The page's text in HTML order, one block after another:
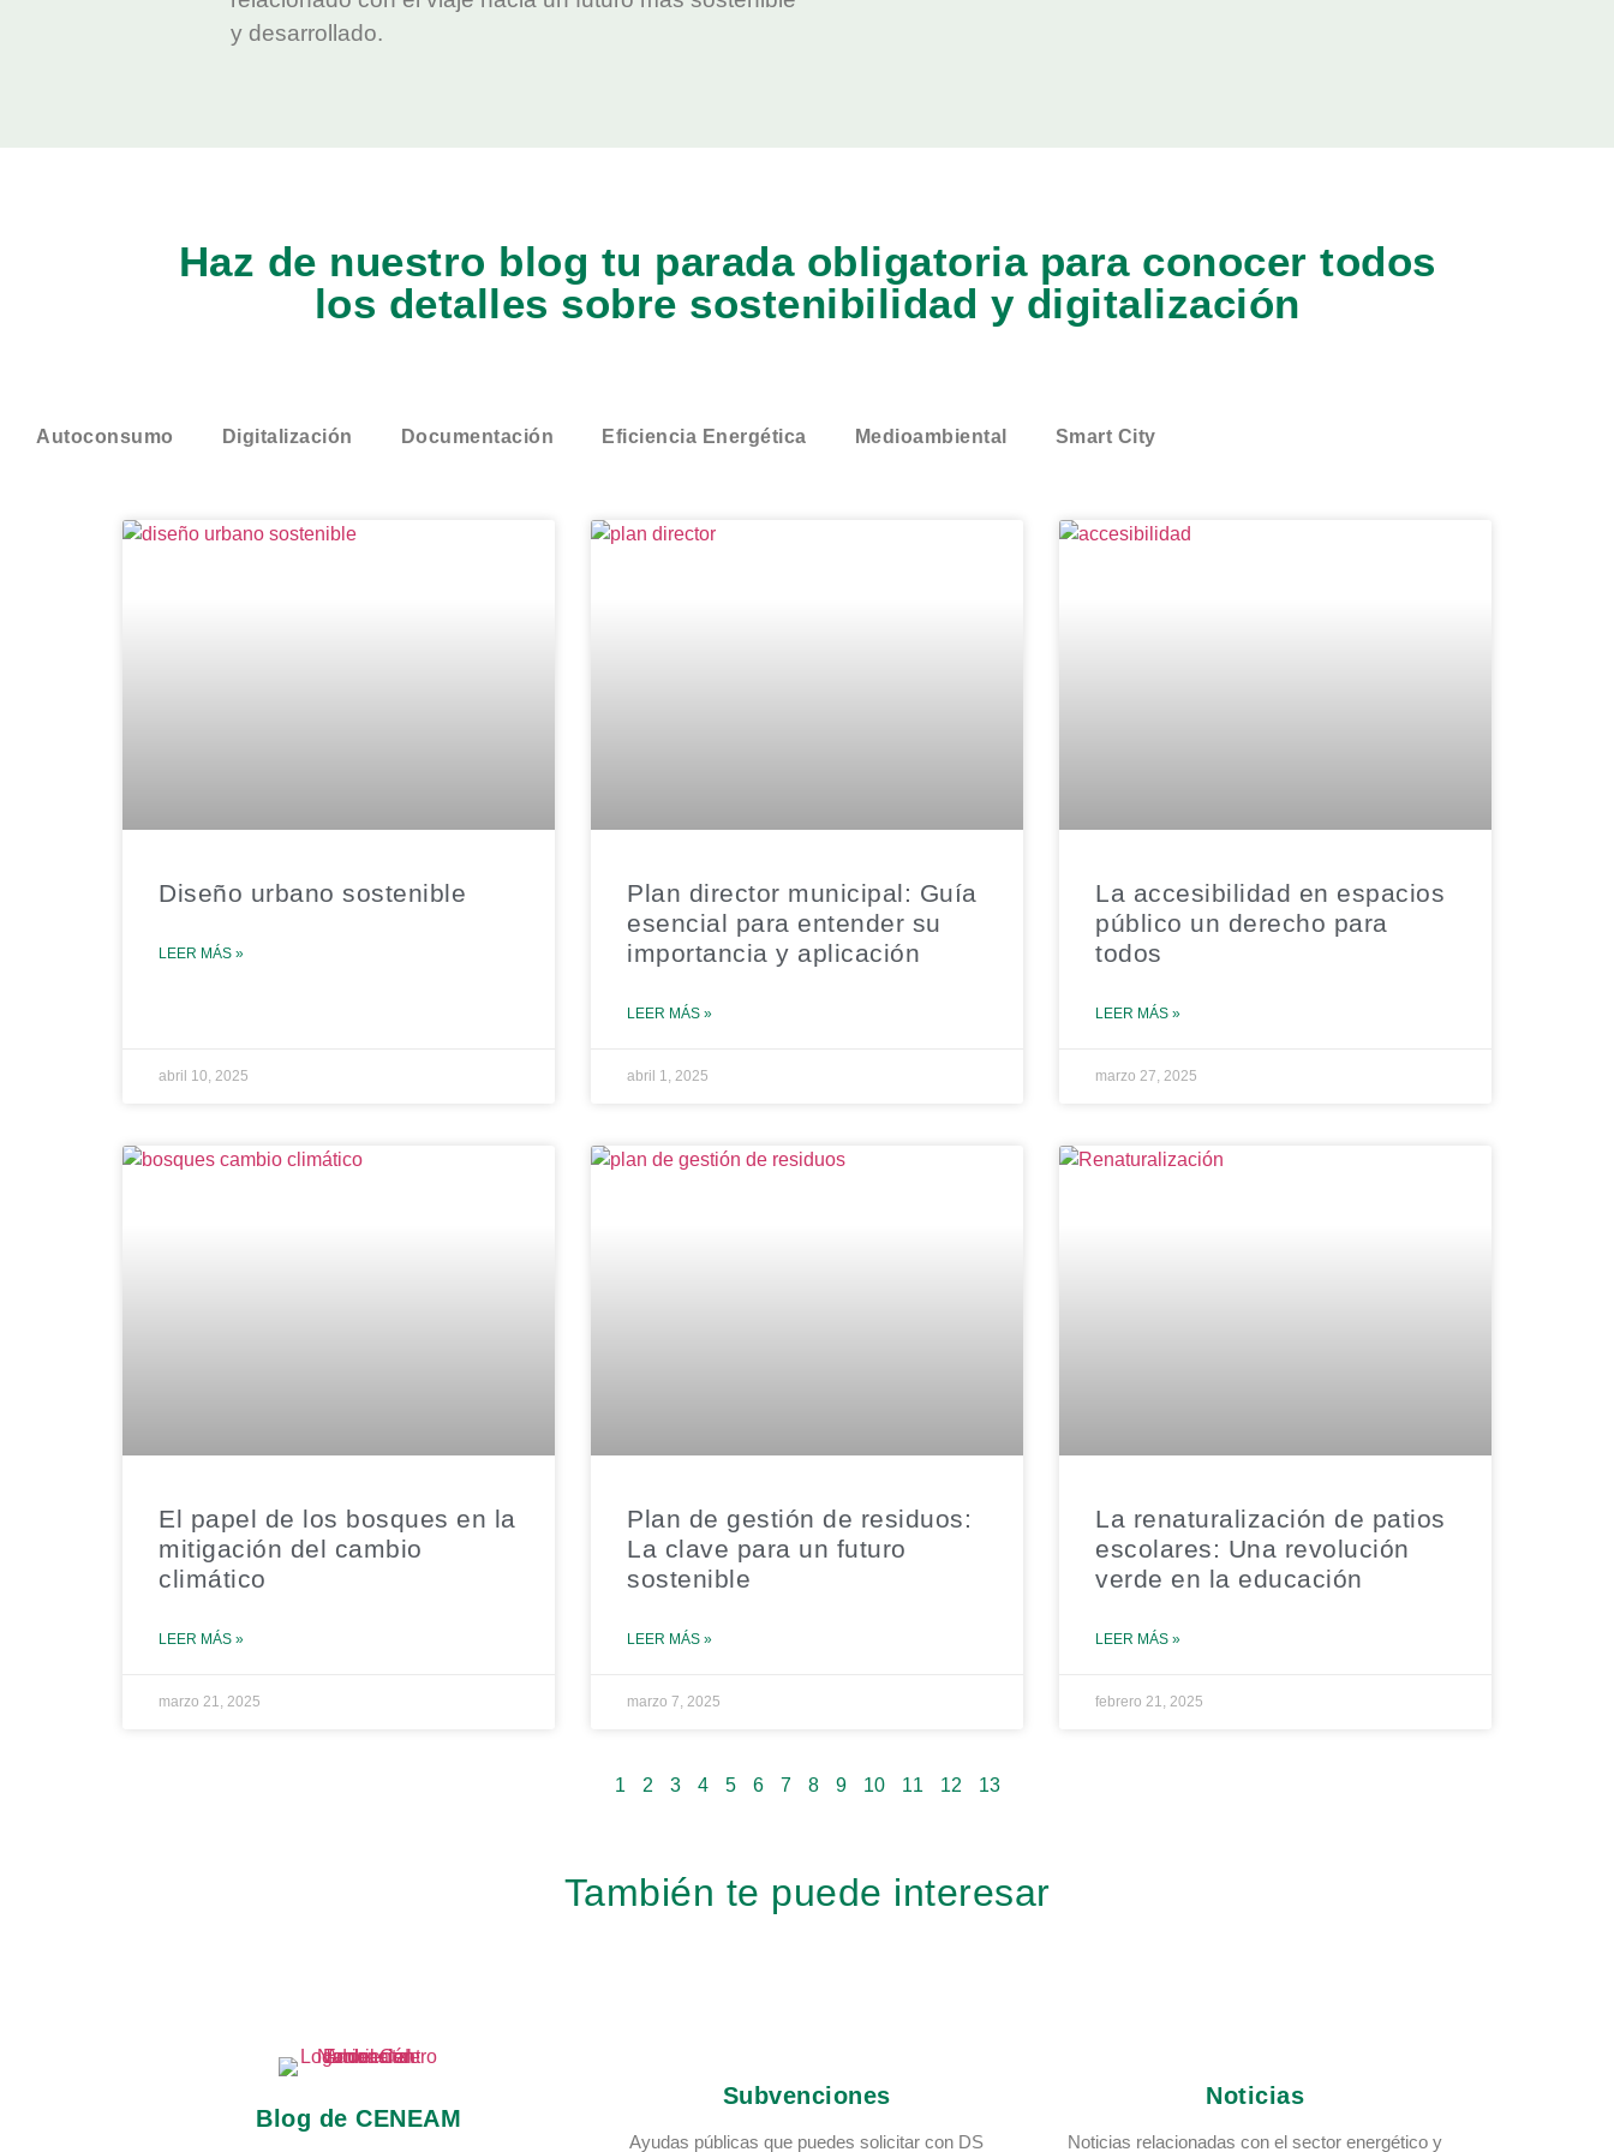
y desarrollado.
Haz de nuestro blog tu parada obligatoria para conocer todos
los detalles sobre sostenibilidad y digitalización
Autoconsumo Digitalización Documentación Eficiencia Energética Medioambiental Smart City
Diseño urbano sostenible
LEER MÁS »
abril 10, 2025
Plan director municipal: Guía
esencial para entender su
importancia y aplicación
LEER MÁS »
abril 1, 2025
La accesibilidad en espacios
público un derecho para
todos
LEER MÁS »
marzo 27, 2025
El papel de los bosques en la
mitigación del cambio
climático
LEER MÁS »
marzo 21, 2025
Plan de gestión de residuos:
La clave para un futuro
sostenible
LEER MÁS »
marzo 7, 2025
La renaturalización de patios
escolares: Una revolución
verde en la educación
LEER MÁS »
febrero 21, 2025
1 2 3 4 5 6 7 8 9 10 11 12 13
También te puede interesar
Blog de CENEAM
Subvenciones
Ayudas públicas que puedes solicitar con DS
Noticias
Noticias relacionadas con el sector energético y